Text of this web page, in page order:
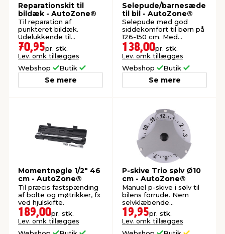
Reparationskit til
bildæk - AutoZone®
Til reparation af
punkteret bildæk.
Udelukkende til
nødreparation.
70,95pr. stk.
Lev. omk. tillægges
Webshop Butik
Se mere
Selepude/barnesæde
til bil - AutoZone®
Selepude med god
siddekomfort til børn på
126-150 cm. Med
aftageligt betræk.
138,00pr. stk.
Lev. omk. tillægges
Webshop Butik
Se mere
Momentnøgle 1/2" 46
cm - AutoZone®
Til præcis fastspænding
af bolte og møtrikker, fx
ved hjulskifte.
189,00pr. stk.
Lev. omk. tillægges
P-skive Trio sølv Ø10
cm - AutoZone®
Manuel p-skive i sølv til
bilens forrude. Nem
selvklæbende
montering.
19,95pr. stk.
Lev. omk. tillægges